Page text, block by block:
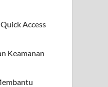
Access
Keamanan